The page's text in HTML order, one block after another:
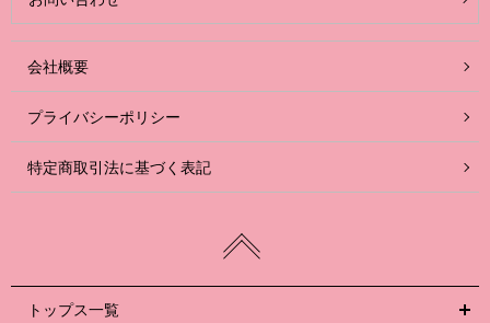
会社概要
プライバシーポリシー
特定商取引法に基づく表記
トップス一覧